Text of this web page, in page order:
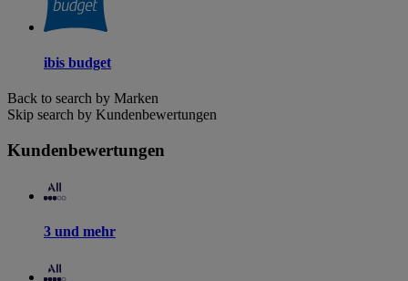
ibis budget
Back to search by Marken
Skip search by Kundenbewertungen
Kundenbewertungen
3 und mehr